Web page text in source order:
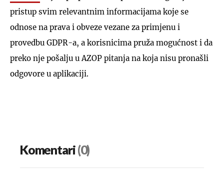
pristup svim relevantnim informacijama koje se
odnose na prava i obveze vezane za primjenu i
provedbu GDPR-a, a korisnicima pruža mogućnost i da
preko nje pošalju u AZOP pitanja na koja nisu pronašli
odgovore u aplikaciji.
Komentari(0)